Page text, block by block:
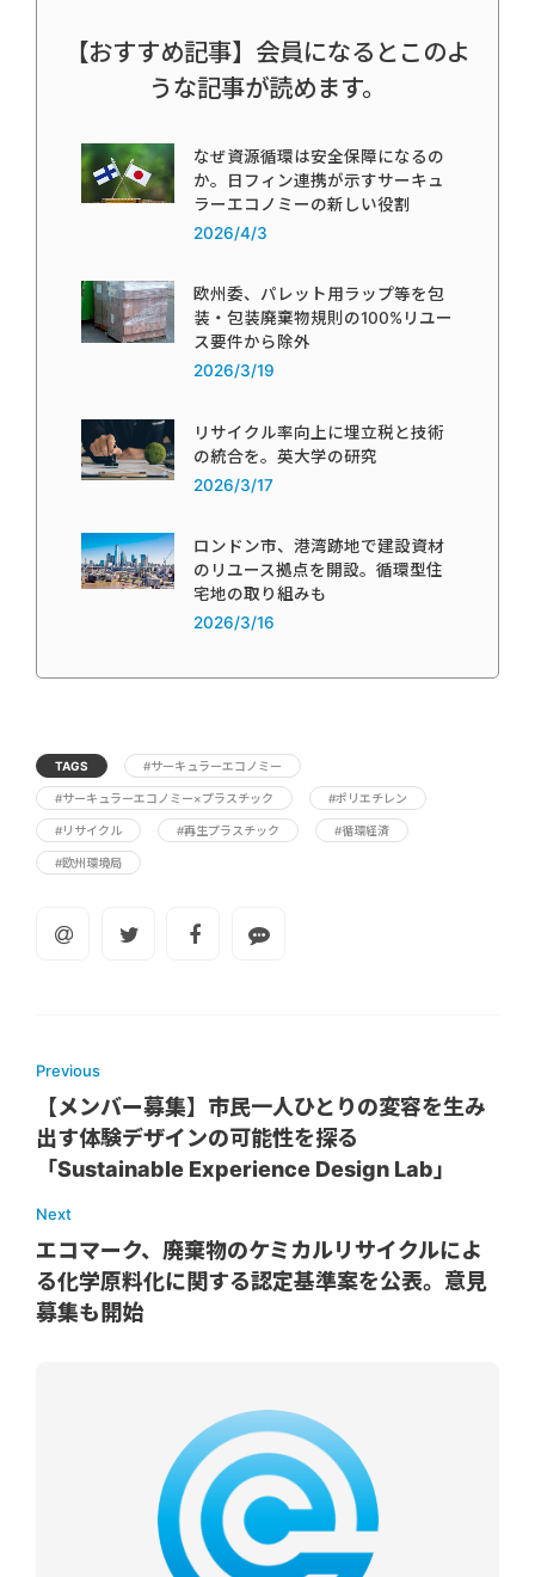
【おすすめ記事】会員になるとこのよ
うな記事が読めます。
なぜ資源循環は安全保障になるの
か。日フィン連携が示すサーキュ
ラーエコノミーの新しい役割
2026/4/3
欧州委、パレット用ラップ等を包
装・包装廃棄物規則の100%リユー
ス要件から除外
2026/3/19
リサイクル率向上に埋立税と技術
の統合を。英大学の研究
2026/3/17
ロンドン市、港湾跡地で建設資材
のリユース拠点を開設。循環型住
宅地の取り組みも
2026/3/16
TAGS #サーキュラーエコノミー
#サーキュラーエコノミー×プラスチック #ポリエチレン
#リサイクル #再生プラスチック #循環経済
#欧州環境局
Previous
【メンバー募集】市民一人ひとりの変容を生み
出す体験デザインの可能性を探る
「Sustainable Experience Design Lab」
Next
エコマーク、廃棄物のケミカルリサイクルによ
る化学原料化に関する認定基準案を公表。意見
募集も開始